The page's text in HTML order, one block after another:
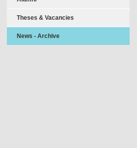
Theses & Vacancies
News - Archive